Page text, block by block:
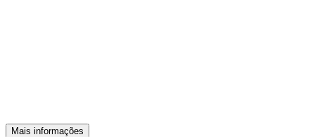
Mais informações